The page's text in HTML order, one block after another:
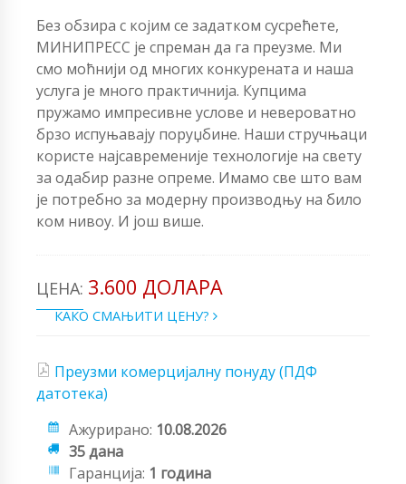
Без обзира с којим се задатком сусрећете,
МИНИПРЕСС је спреман да га преузме. Ми
смо моћнији од многих конкурената и наша
услуга је много практичнија. Купцима
пружамо импресивне услове и невероватно
брзо испуњавају поруџбине. Наши стручњаци
користе најсавременије технологије на свету
за одабир разне опреме. Имамо све што вам
је потребно за модерну производњу на било
ком нивоу. И још више.
ЦЕНА: 3.600 ДОЛАРА
КАКО СМАЊИТИ ЦЕНУ?
Преузми комерцијалну понуду (ПДФ
датотека)
Ажурирано: 10.08.2026
35 дана
Гаранција: 1 година